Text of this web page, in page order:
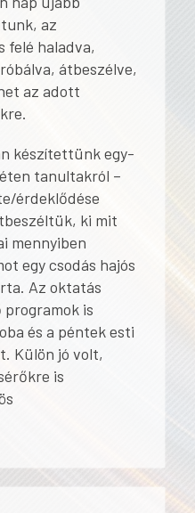
az
felé haladva,
átbeszélve,
az adott
készítettünk egy-
tanultakról –
érdeklődése
ki mit
mennyiben
egy csodás hajós
Az oktatás
is
és a péntek esti
Külön jó volt,
is